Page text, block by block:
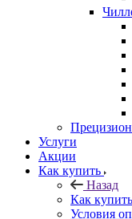
Услуги
Акции
Как купить
Назад
Как купить
Условия